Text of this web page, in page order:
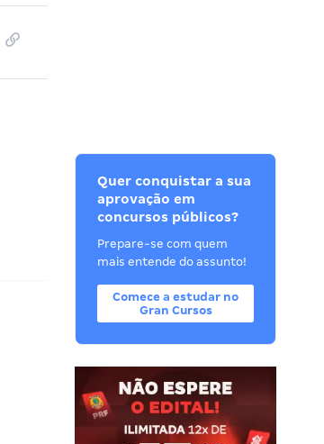
Quer conquistar a sua
aprovação em
concursos públicos?
Prepare-se com quem
mais entende do assunto!
Comece a estudar no
Gran Cursos